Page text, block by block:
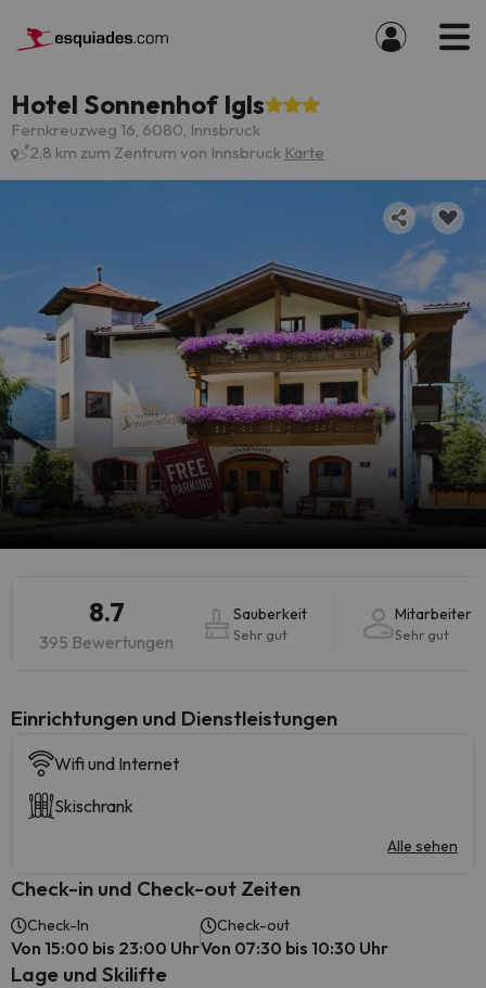
Hotel Sonnenhof Igls
Fernkreuzweg 16, 6080, Innsbruck
2.8 km zum Zentrum von Innsbruck Karte
8.7
395 Bewertungen
Sauberkeit
Sehr gut
Mitarbeiter
Sehr gut
​Einrichtungen und Dienstleistungen
Wifi und Internet
Skischrank
Alle sehen
Check-in und Check-out Zeiten
Check-In
Von 15:00 bis 23:00 Uhr
Check-out
Von 07:30 bis 10:30 Uhr
Lage und Skilifte